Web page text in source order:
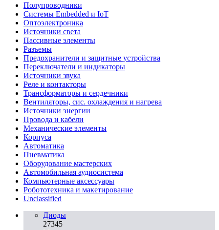
Полупроводники
Системы Embedded и IoT
Oптоэлектроника
Источники света
Пассивные элементы
Разъeмы
Предохранители и защитные устройства
Переключатели и индикаторы
Источники звука
Реле и контакторы
Трансформаторы и сердечники
Вентиляторы, сис. охлаждения и нагрева
Источники энергии
Провода и кабели
Механические элементы
Корпуса
Автоматика
Пневматика
Оборудование мастерских
Автомобильная аудиосистема
Компьютерные аксессуары
Робототехника и макетирование
Unclassified
Диоды
27345